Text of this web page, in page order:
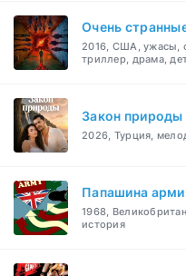
Очень
2016, США, ужасы,
триллер, драма,
Закон природы
2026, Турция,
Папашина
1968,
история